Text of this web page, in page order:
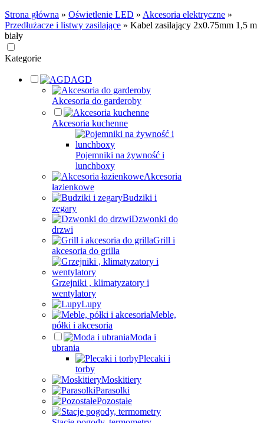
Strona główna » Oświetlenie LED » Akcesoria elektryczne »
Przedłużacze i listwy zasilające » Kabel zasilający 2x0.75mm 1,5 m
biały
Kategorie
AGD
Akcesoria do garderoby
Akcesoria kuchenne
Pojemniki na żywność i
lunchboxy
Akcesoria
łazienkowe
Budziki i
zegary
Dzwonki do
drzwi
Grill i
akcesoria do grilla
Grzejniki , klimatyzatory i
wentylatory
Lupy
Meble,
półki i akcesoria
Moda i
ubrania
Plecaki i
torby
Moskitiery
Parasolki
Pozostałe